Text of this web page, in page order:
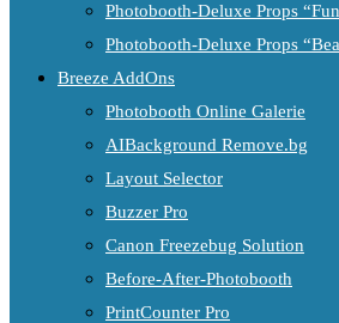
Photobooth-Deluxe Props
Photobooth-Deluxe Props
Breeze AddOns
Photobooth Online Galerie
AIBackground Remove.bg
Layout Selector
Buzzer Pro
Canon Freezebug Solution
Before-After-Photobooth
PrintCounter Pro